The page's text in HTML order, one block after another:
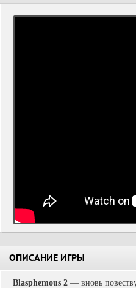
ОПИСАНИЕ ИГРЫ
Blasphemous 2 — вновь